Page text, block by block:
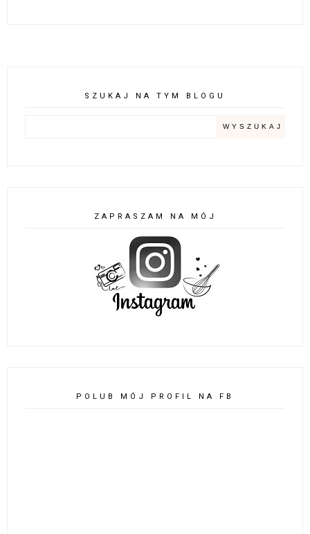
SZUKAJ NA TYM BLOGU
ZAPRASZAM NA MÓJ
POLUB MÓJ PROFIL NA FB